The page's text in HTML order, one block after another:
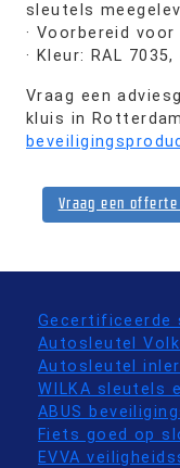
sleutels
· Voorbereid
· Kleur: RAL
Vraag een
kluis in
Vraag een offerte
Gecertificeerde
Autosleutel
Autosleutel
WILKA sleutels
ABUS
Fiets goed op
EVVA